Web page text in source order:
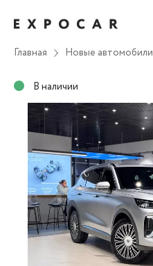
Главная Новые автомобили
В наличии